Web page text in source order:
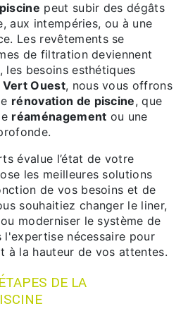
piscine peut subir des dégâts
aux intempéries, ou à une
Les revêtements se
de filtration deviennent
besoins esthétiques
Vert Ouest, nous vous offrons
rénovation de piscine, que
réaménagement ou une
évalue l’état de votre
les meilleures solutions
de vos besoins et de
souhaitiez changer le liner,
moderniser le système de
nécessaire pour
à la hauteur de vos attentes.
DE LA